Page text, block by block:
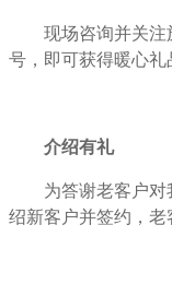
现场咨询并关注
号，即可获得暖心礼
介绍有礼
为答谢老客户
绍新客户并签约，老